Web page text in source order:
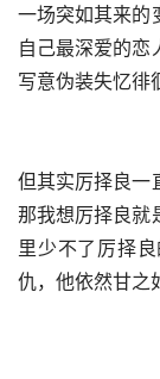
一场突如其来的
自己最深爱的恋
写意伪装失忆徘
但其实厉择良一
那我想厉择良就
里少不了厉择
仇，他依然甘之